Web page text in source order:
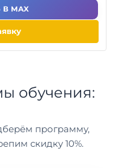
MAX
обучения:
программу,
скидку 10%.